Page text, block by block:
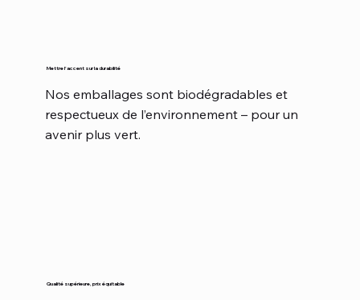
Mettre l'accent sur la durabilité
Nos emballages sont biodégradables et
respectueux de l’environnement – pour un
avenir plus vert.
Qualité supérieure, prix équitable